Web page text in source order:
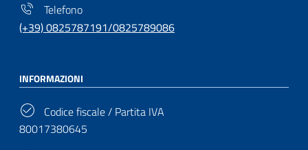
Telefono
(+39) 0825787191/0825789086
INFORMAZIONI
Codice fiscale / Partita IVA
80017380645